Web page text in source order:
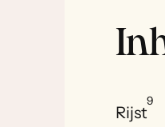
Rijst
9